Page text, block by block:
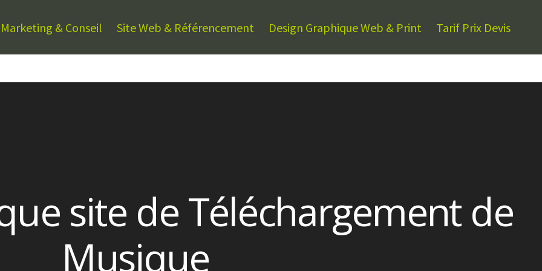
& Conseil Site Web & Référencement Design Graphique Web & Print Tarif Prix Devis
site de Téléchargement de
Musique